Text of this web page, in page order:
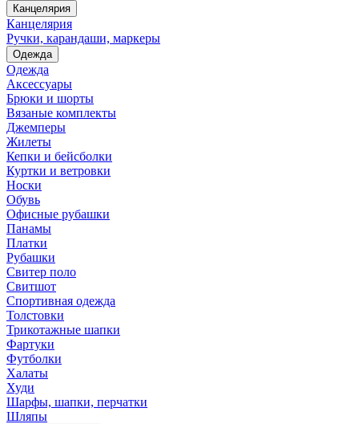
Канцелярия
Канцелярия
Ручки, карандаши, маркеры
Одежда
Одежда
Аксессуары
Брюки и шорты
Вязаные комплекты
Джемперы
Жилеты
Кепки и бейсболки
Куртки и ветровки
Носки
Обувь
Офисные рубашки
Панамы
Платки
Рубашки
Свитер поло
Свитшот
Спортивная одежда
Толстовки
Трикотажные шапки
Фартуки
Футболки
Халаты
Худи
Шарфы, шапки, перчатки
Шляпы